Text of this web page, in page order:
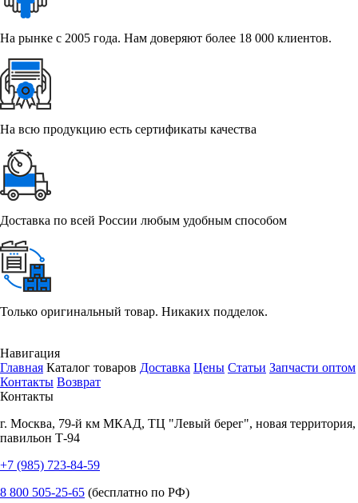
На рынке с 2005 года. Нам доверяют более 18 000 клиентов.
На всю продукцию есть сертификаты качества
Доставка по всей России любым удобным способом
Только оригинальный товар. Никаких подделок.
Навигация
Главная Каталог товаров Доставка Цены Статьи Запчасти оптом
Контакты Возврат
Контакты
г. Москва, 79-й км МКАД, ТЦ "Левый берег", новая территория,
павильон Т-94
+7 (985) 723-84-59
8 800 505-25-65 (бесплатно по РФ)